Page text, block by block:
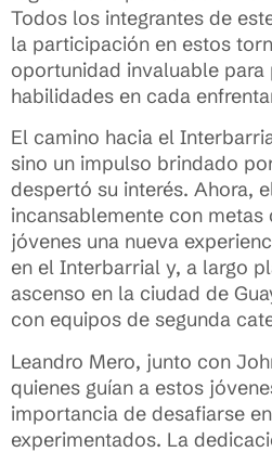
Todos los integrantes de
la participación en estos
oportunidad invaluable para
habilidades en cada
El camino hacia el
sino un impulso brindado
despertó su interés. Ahora,
incansablemente con
jóvenes una nueva
en el Interbarrial y, a largo
ascenso en la ciudad de
con equipos de segunda
Leandro Mero, junto con
quienes guían a estos
importancia de desafiarse
experimentados. La